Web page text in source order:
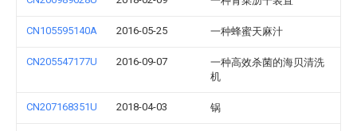
CN105595140A 2016-05-25 一种蜂蜜天麻汁
CN205547177U 2016-09-07
一种高效杀菌的海贝清洗
机
CN207168351U 2018-04-03 锅